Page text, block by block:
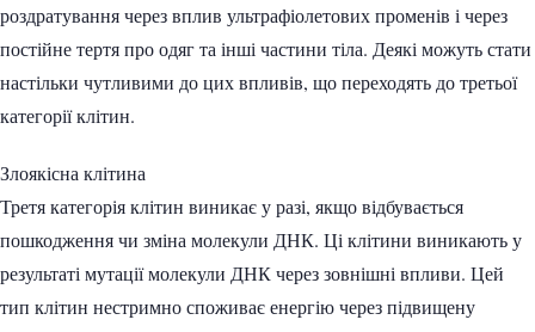
роздратування через вплив ультрафіолетових променів і через
постійне тертя про одяг та інші частини тіла. Деякі можуть стати
настільки чутливими до цих впливів, що переходять до третьої
категорії клітин.
Злоякісна клітина
Третя категорія клітин виникає у разі, якщо відбувається
пошкодження чи зміна молекули ДНК. Ці клітини виникають у
результаті мутації молекули ДНК через зовнішні впливи. Цей
тип клітин нестримно споживає енергію через підвищену